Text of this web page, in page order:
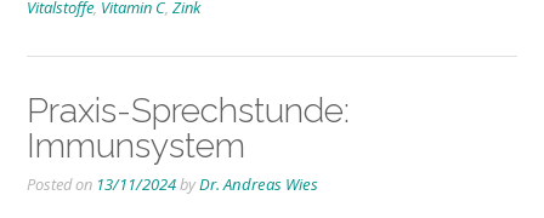
Vitalstoffe Vitamin C Zink
Praxis-Sprechstunde:
Immunsystem
Posted on 13/11/2024byDr. Andreas Wies